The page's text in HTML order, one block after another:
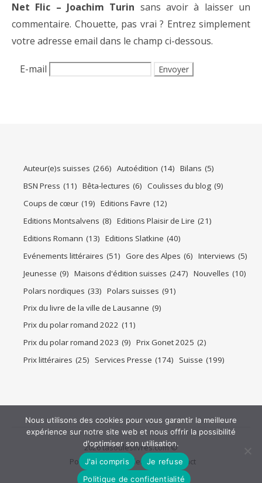
Net Flic – Joachim Turin sans avoir à laisser un
commentaire. Chouette, pas vrai ? Entrez simplement
votre adresse email dans le champ ci-dessous.
E-mail
Auteur(e)s suisses (266) Autoédition (14) Bilans (5)
BSN Press (11) Bêta-lectures (6) Coulisses du blog (9)
Coups de cœur (19) Editions Favre (12)
Editions Montsalvens (8) Editions Plaisir de Lire (21)
Editions Romann (13) Editions Slatkine (40)
Evénements littéraires (51) Gore des Alpes (6) Interviews (5)
Jeunesse (9) Maisons d'édition suisses (247) Nouvelles (10)
Polars nordiques (33) Polars suisses (91)
Prix du livre de la ville de Lausanne (9)
Prix du polar romand 2022 (11)
Prix du polar romand 2023 (9) Prix Gonet 2025 (2)
Prix littéraires (25) Services Presse (174) Suisse (199)
2026 tasouleslivres.com ©
Politique de confidentialité Contact
Nous utilisons des cookies pour vous garantir la meilleure
expérience sur notre site web et nous offrir la possibilité
d'optimiser son utilisation.
J'ai compris
Je refuse
Politique de confidentialité